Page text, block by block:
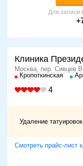
Для записи
Клиника
Москва, пер. Сивцев
Кропоткинская
4
Удаление
Смотреть прайс-лист